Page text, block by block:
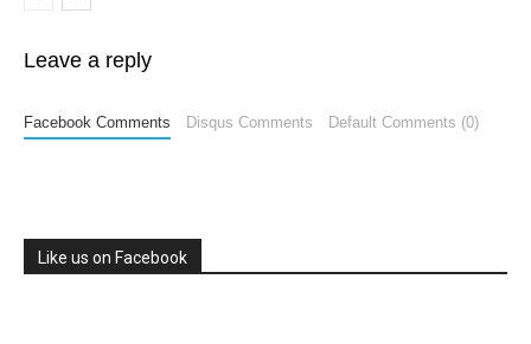
Leave a reply
Facebook Comments Disqus Comments Default Comments (0)
Like us on Facebook